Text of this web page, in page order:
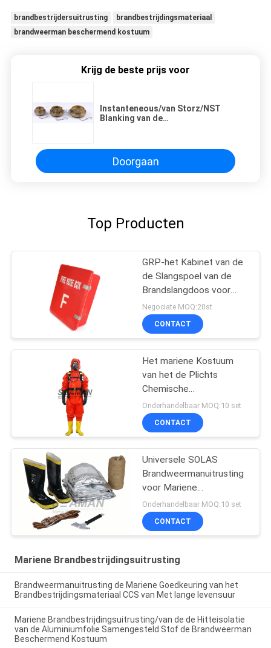
brandbestrijdersuitrusting
brandbestrijdingsmateriaal
brandweerman beschermend kostuum
Krijg de beste prijs voor
Instanteneous/van Storz/NST
Blanking van de
Doorgaan
Top Producten
GRP-het Kabinet van de
de Slangspoel van de
Brandslangdoos voor
Mariene Brandbestrijding
Negociate MOQ:20st
CONTACT
Het mariene Kostuum
van het de Plichts
Chemische
Beschermende Overtrek
van het
Brandbestrijdingskostuum
Onderhandelbaar MOQ:10 set
CONTACT
Universele SOLAS
Brandweermanuitrusting
voor Mariene
Brandbestrijdingsuitrusting
Onderhandelbaar MOQ:10 set
CONTACT
Mariene Brandbestrijdingsuitrusting
Brandweermanuitrusting de Mariene Goedkeuring van het
Brandbestrijdingsmateriaal CCS van Met lange levensuur
Mariene Brandbestrijdingsuitrusting/van de de Hitteisolatie
van de Aluminiumfolie Samengesteld Stof de Brandweerman
Beschermend Kostuum